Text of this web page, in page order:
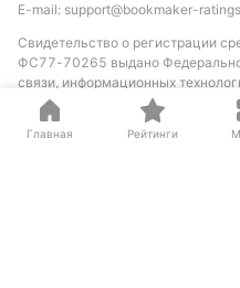
Главная Рейтинги
E-mail: support@bookmaker-
Свидетельство о регистрации
ФС77-70265 выдано
связи, информационных
(Роскомнадзора) 10 июля 2017 г.
Все материалы сайта доступны